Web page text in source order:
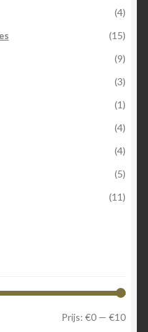
(4)
(15)
(9)
(3)
(1)
(4)
(4)
(5)
(11)
Min.
Max.
Prijs: €0 — €10